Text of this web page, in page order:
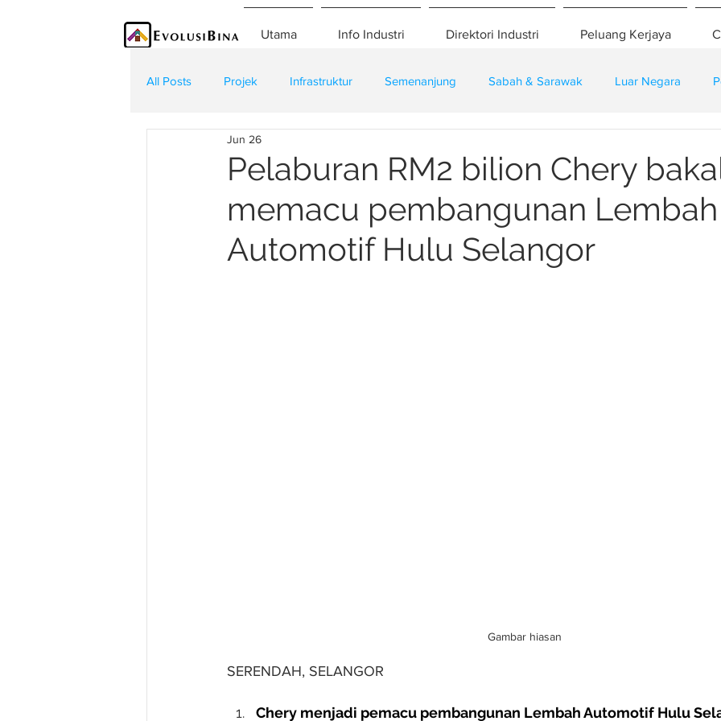
Utama Info Industri Direktori Industri Peluang Kerjaya
All Posts Projek Infrastruktur Semenanjung Sabah & Sarawak Luar Negara
Teknologi
Pelaburan RM2 bilion Chery
memacu pembangunan Lembah
Automotif Hulu Selangor
Jun 26
Gambar hiasan
SERENDAH, SELANGOR
Chery menjadi pemacu pembangunan Lembah Automotif Hulu